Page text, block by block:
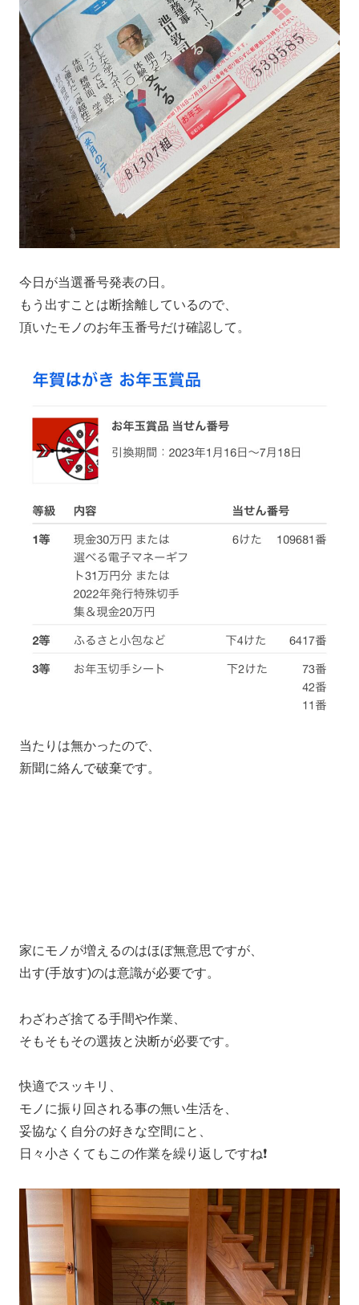
今日が当選番号発表の日。
もう出すことは断捨離しているので、
頂いたモノのお年玉番号だけ確認して。
当たりは無かったので、
新聞に絡んで破棄です。
家にモノが増えるのはほぼ無意思ですが、
出す(手放す)のは意識が必要です。
わざわざ捨てる手間や作業、
そもそもその選抜と決断が必要です。
快適でスッキリ、
モノに振り回される事の無い生活を、
妥協なく自分の好きな空間にと、
日々小さくてもこの作業を繰り返しですね❗️